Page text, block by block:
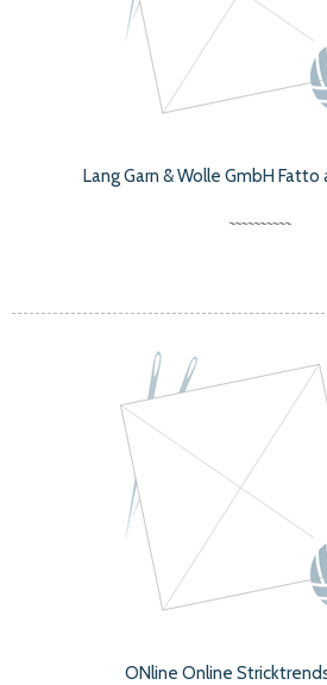
Lang Garn & Wolle GmbH Fatto
ONline Online